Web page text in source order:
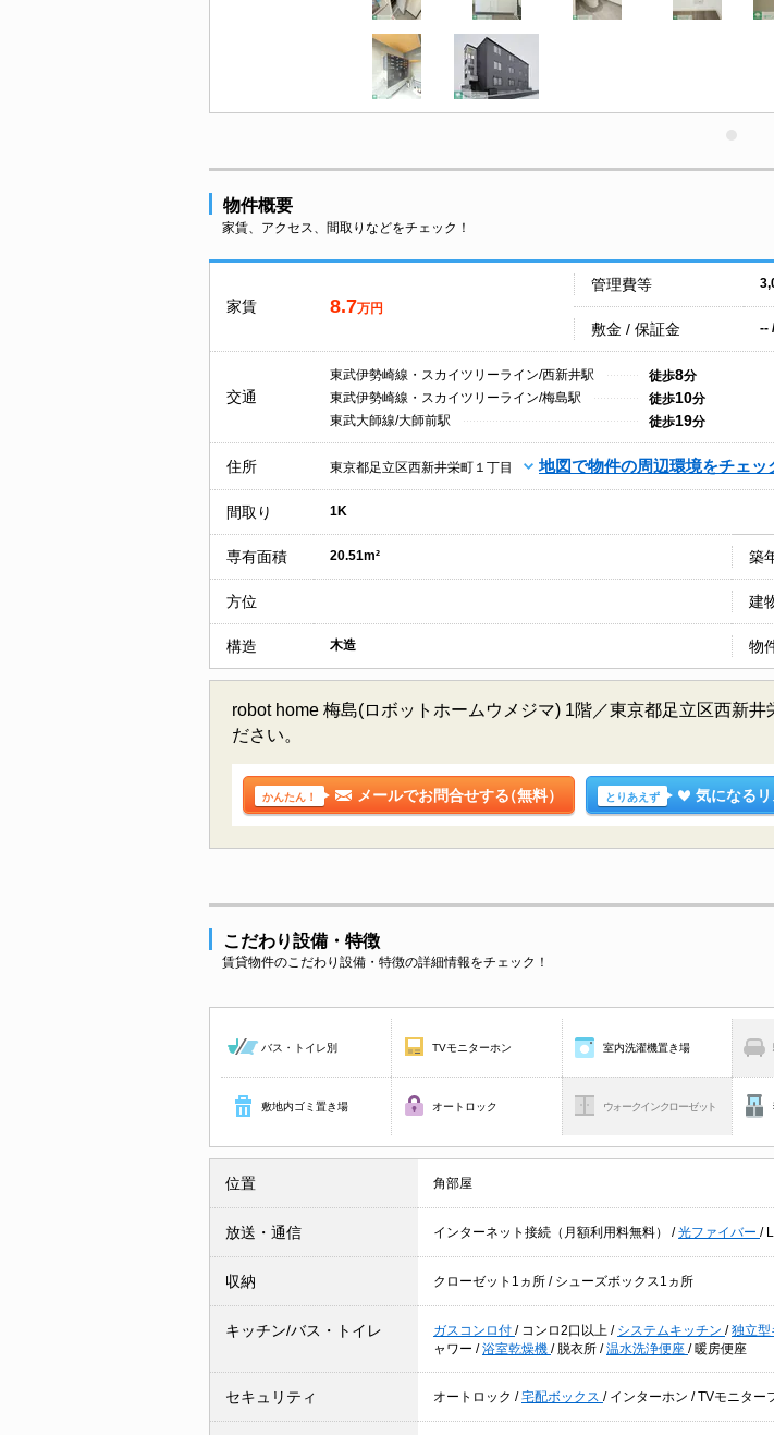
物件概要
家賃、アクセス、間取りなどをチェック！
家賃 8.7万円
管理費等
敷金 / 保証金 --
交通
東武伊勢崎線・スカイツリーライン/西新井駅 徒歩8分
東武伊勢崎線・スカイツリーライン/梅島駅
徒歩10分
東武大師線/大師前駅
徒歩19分
住所 東京都足立区西新井栄町１丁目 地図で物件の周辺環境をチェッ
間取り 1K
専有面積 20.51m² 築
方位 建
構造 木造 物
robot home 梅島(ロボットホームウメジマ) 1階／東京都足立区西新
ださい。
かんたん！ メールでお問合せする（無料） とりあえず 気になる
こだわり設備・特徴
賃貸物件のこだわり設備・特徴の詳細情報をチェック！
バス・トイレ別 TVモニターホン 室内洗濯機置き場
敷地内ゴミ置き場 オートロック ウォークインクローゼット
位置 角部屋
放送・通信 インターネット接続（月額利用料無料） /光ファイバー /
収納 クローゼット1ヵ所 / シューズボックス1ヵ所
キッチン/バス・トイレ ガスコンロ付 / コンロ2口以上 / システムキッチン /独立型
ャワー /浴室乾燥機 / 脱衣所 /温水洗浄便座 / 暖房便座
セキュリティ オートロック /宅配ボックス / インターホン /TVモニター